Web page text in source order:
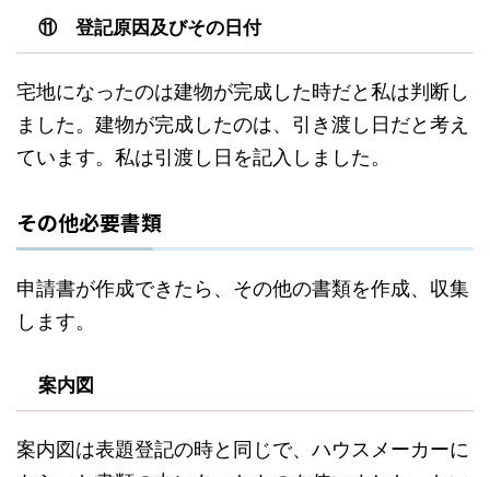
⑪ 登記原因及びその日付
宅地になったのは建物が完成した時だと私は判断し
ました。建物が完成したのは、引き渡し日だと考え
ています。私は引渡し日を記入しました。
その他必要書類
申請書が作成できたら、その他の書類を作成、収集
します。
案内図
案内図は表題登記の時と同じで、ハウスメーカーに